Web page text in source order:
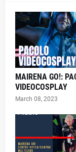
MAIRENA GO!:
VIDEOCOSPLAY
March 08, 2023